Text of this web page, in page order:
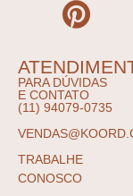
PARA DÚVIDAS
E CONTATO
(11) 94079-0735
TRABALHE
CONOSCO